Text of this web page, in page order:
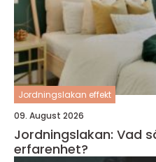
Jordningslakan effekt
09. August 2026
Jordningslakan: Vad
erfarenhet?